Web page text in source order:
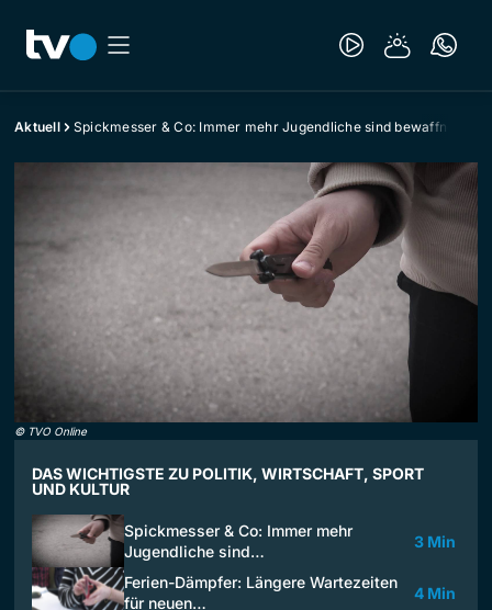
Aktuell Spickmesser & Co: Immer mehr Jugendliche sind bewaffnet
© TVO Online
DAS WICHTIGSTE ZU POLITIK, WIRTSCHAFT, SPORT
UND KULTUR
Spickmesser & Co: Immer mehr
Jugendliche sind…
3 Min
Ferien-Dämpfer: Längere Wartezeiten
für neuen…
4 Min